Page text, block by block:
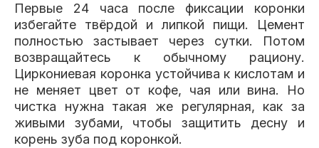
Первые 24 часа после фиксации коронки
избегайте твёрдой и липкой пищи. Цемент
полностью застывает через сутки. Потом
возвращайтесь к обычному рациону.
Циркониевая коронка устойчива к кислотам и
не меняет цвет от кофе, чая или вина. Но
чистка нужна такая же регулярная, как за
живыми зубами, чтобы защитить десну и
корень зуба под коронкой.